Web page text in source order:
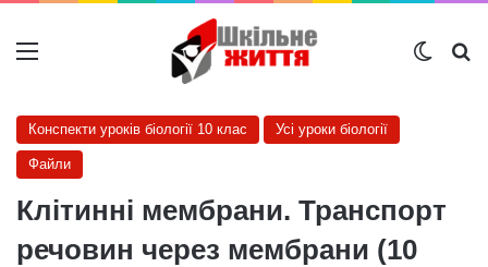
Меню
Конспекти уроків біології 10 клас Усі уроки біології
Файли
Клітинні мембрани. Транспорт
речовин через мембрани (10